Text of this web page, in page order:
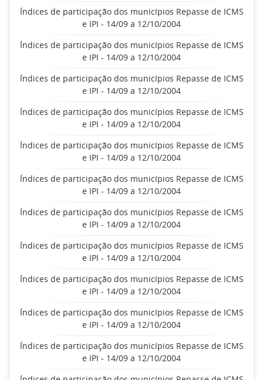
Índices de participação dos municípios Repasse de ICMS
e IPI - 14/09 a 12/10/2004
Índices de participação dos municípios Repasse de ICMS
e IPI - 14/09 a 12/10/2004
Índices de participação dos municípios Repasse de ICMS
e IPI - 14/09 a 12/10/2004
Índices de participação dos municípios Repasse de ICMS
e IPI - 14/09 a 12/10/2004
Índices de participação dos municípios Repasse de ICMS
e IPI - 14/09 a 12/10/2004
Índices de participação dos municípios Repasse de ICMS
e IPI - 14/09 a 12/10/2004
Índices de participação dos municípios Repasse de ICMS
e IPI - 14/09 a 12/10/2004
Índices de participação dos municípios Repasse de ICMS
e IPI - 14/09 a 12/10/2004
Índices de participação dos municípios Repasse de ICMS
e IPI - 14/09 a 12/10/2004
Índices de participação dos municípios Repasse de ICMS
e IPI - 14/09 a 12/10/2004
Índices de participação dos municípios Repasse de ICMS
e IPI - 14/09 a 12/10/2004